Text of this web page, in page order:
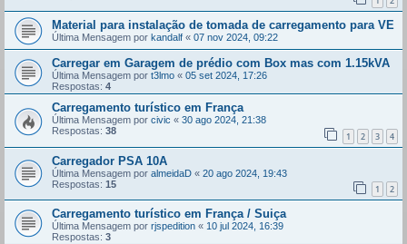
Material para instalação de tomada de carregamento para VE
Última Mensagem por kandalf « 07 nov 2024, 09:22
Carregar em Garagem de prédio com Box mas com 1.15kVA
Última Mensagem por t3lmo « 05 set 2024, 17:26
Respostas: 4
Carregamento turístico em França
Última Mensagem por civic « 30 ago 2024, 21:38
Respostas: 38 1 2 3 4
Carregador PSA 10A
Última Mensagem por almeidaD « 20 ago 2024, 19:43
Respostas: 15 1 2
Carregamento turístico em França / Suiça
Última Mensagem por rjspedition « 10 jul 2024, 16:39
Respostas: 3